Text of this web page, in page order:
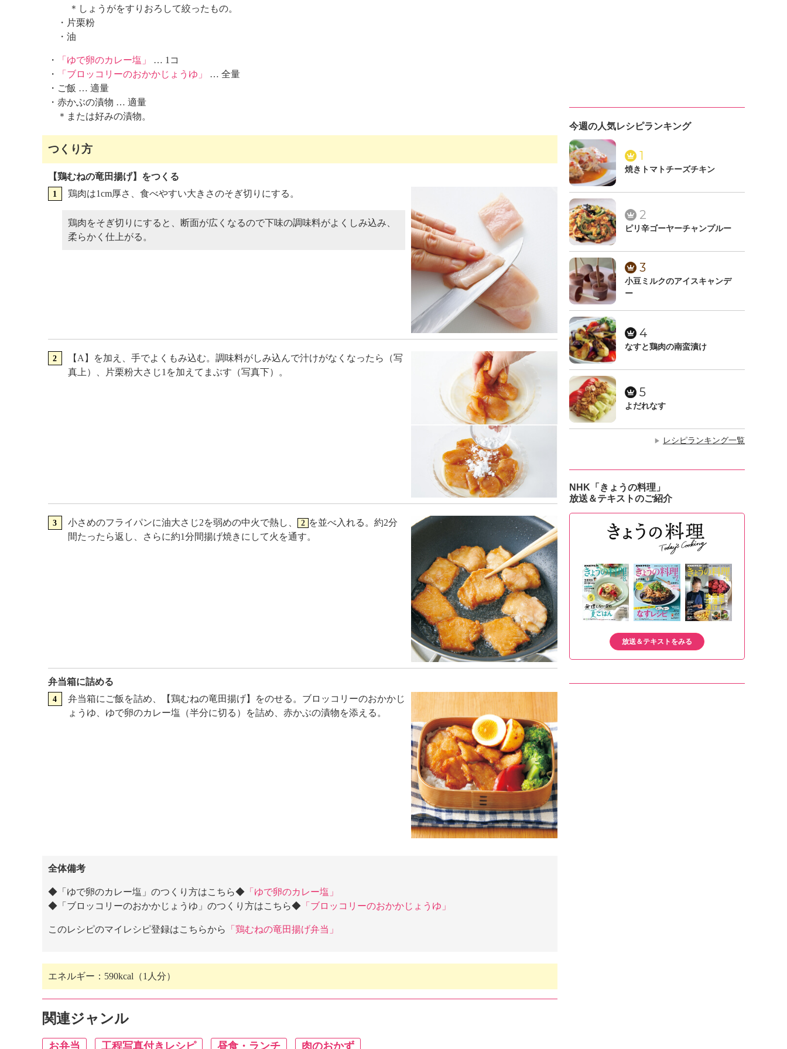
＊しょうがをすりおろして絞ったもの。
・片栗粉
・油
・ 「ゆで卵のカレー塩」
… 1コ
・
「ブロッコリーのおかかじょうゆ」
… 全量
・ご飯 … 適量
・赤かぶの漬物 … 適量
＊または好みの漬物。
つくり方
【鶏むねの竜田揚げ】をつくる
鶏肉は1cm厚さ、食べやすい大きさのそぎ切りにする。
鶏肉をそぎ切りにすると、断面が広くなるので下味の調味料がよくしみ込み、
柔らかく仕上がる。
【A】を加え、手でよくもみ込む。調味料がしみ込んで汁けがなくなったら（写
真上）、片栗粉大さじ1を加えてまぶす（写真下）。
小さめのフライパンに油大さじ2を弱めの中火で熱し、 2 を並べ入れる。約2分
間たったら返し、さらに約1分間揚げ焼きにして火を通す。
弁当箱に詰める
弁当箱にご飯を詰め、【鶏むねの竜田揚げ】をのせる。ブロッコリーのおかかじ
ょうゆ、ゆで卵のカレー塩（半分に切る）を詰め、赤かぶの漬物を添える。
全体備考
◆「ゆで卵のカレー塩」のつくり方はこちら◆ 「ゆで卵のカレー塩」
◆「ブロッコリーのおかかじょうゆ」のつくり方はこちら◆ 「ブロッコリーのおかかじょうゆ」
このレシピのマイレシピ登録はこちらから 「鶏むねの竜田揚げ弁当」
エネルギー：590kcal（1人分）
関連ジャンル
お弁当 工程写真付きレシピ 昼食・ランチ 肉のおかず
今週の人気レシピランキング
1
焼きトマトチーズチキン
2
ピリ辛ゴーヤーチャンプルー
3
小豆ミルクのアイスキャンデ
ー
4
なすと鶏肉の南蛮漬け
5
よだれなす
▶ レシピランキング一覧
NHK「きょうの料理」
放送＆テキストのご紹介
放送＆テキストをみる